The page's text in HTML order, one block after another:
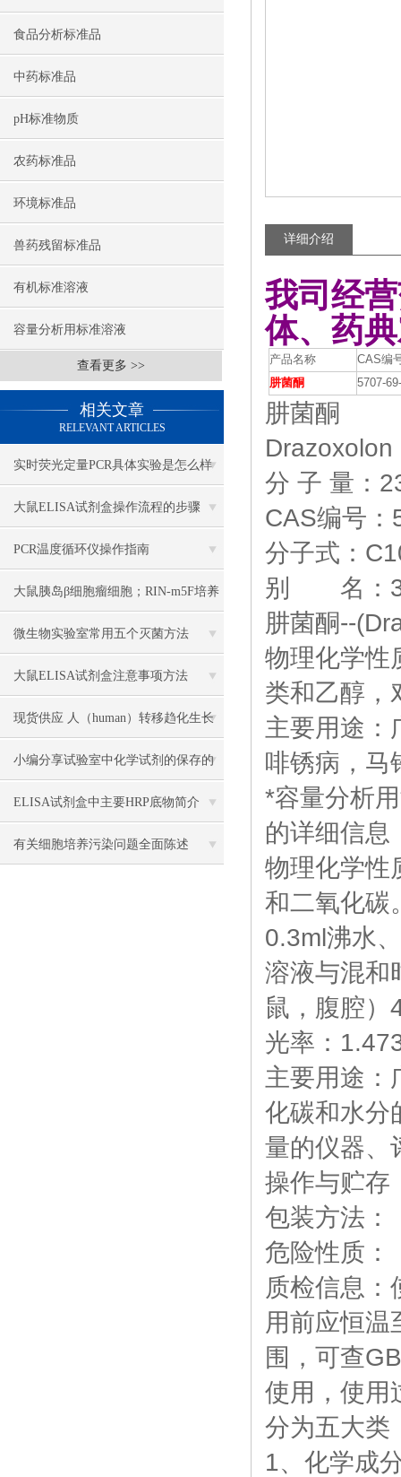
食品分析标准品
中药标准品
pH标准物质
农药标准品
环境标准品
兽药残留标准品
有机标准溶液
容量分析用标准溶液
查看更多 >>
相关文章
RELEVANT ARTICLES
实时荧光定量PCR具体实验是怎么样
做的？
大鼠ELISA试剂盒操作流程的步骤
PCR温度循环仪操作指南
大鼠胰岛β细胞瘤细胞；RIN-m5F培养
操作说明
微生物实验室常用五个灭菌方法
大鼠ELISA试剂盒注意事项方法
现货供应 人（human）转移趋化生长
因子β1（TGF-β1） 说明书
小编分享试验室中化学试剂的保存的
方法
ELISA试剂盒中主要HRP底物简介
有关细胞培养污染问题全面陈述
详细介绍
我司经
体、药
产品名称
CAS编
肼菌酮
5707-
肼菌酮
Drazoxolon
分 子 量：
CAS编号：
分子式：
别 名：3-
肼菌酮--
物理化学性
类和乙醇
主要用途：
啡锈病，马
*容量分析
的详细信息
物理化学性
和二氧化碳
0.3ml沸水
溶液与混和
鼠，腹腔
光率：
主要用途：
化碳和水分
量的仪器、
操作与贮存
包装方法：
危险性质：
质检信息
用前应恒
围，可查
使用，使用
分为五大类
1、化学成